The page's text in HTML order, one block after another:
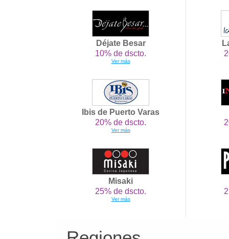
Déjate Besar
10% de dscto.
Ver más
Ibis de Puerto Varas
20% de dscto.
Ver más
Misaki
25% de dscto.
Ver más